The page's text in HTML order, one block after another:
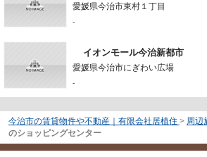
愛媛県今治市東村１丁目
-
イオンモール今治新都市
愛媛県今治市にぎわい広場
-
今治市の賃貸物件や不動産｜有限会社居植住 > 周辺
のショッピングセンター